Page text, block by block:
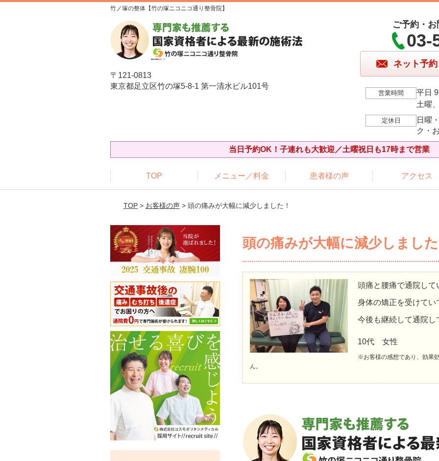
竹ノ塚の整体【竹の塚ニコニコ通り整骨院】
〒121-0813
東京都足立区竹の塚5-8-1 第一清水ビル101号
ご予約・
03-
ネット予約
営業時間
平日
土曜
定休日
日曜
ク・
当日予約OK！子連れも大歓迎／土曜祝日も17時まで営業
TOP メニュー／料金 患者様の声 アクセス
TOP> お客様の声> 頭の痛みが大幅に減少しました！
頭の痛みが大幅に減少しまし
頭痛と腰痛で通院して
身体の矯正を受けて
今後も継続して通院し
10代 女性
※お客様の感想であり、効果
ん。